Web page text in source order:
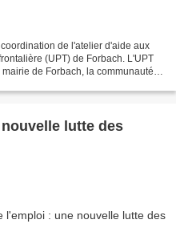
de l'atelier d'aide aux
(UPT) de Forbach. L'UPT
de Forbach, la communauté
lutte des